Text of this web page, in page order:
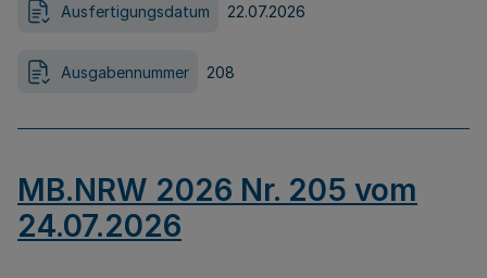
Ausfertigungsdatum 22.07.2026
Ausgabennummer 208
MB.NRW 2026 Nr. 205 vom
24.07.2026